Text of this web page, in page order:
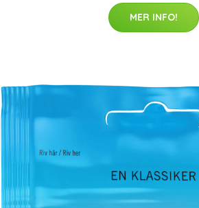
MER INFO!